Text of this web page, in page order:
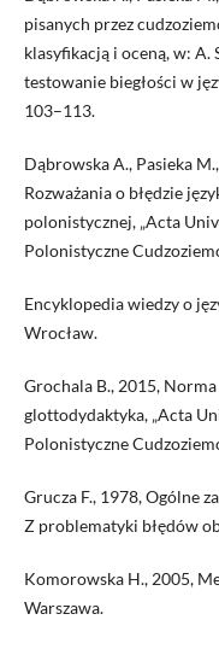
pisanych przez
klasyfikacją i oceną, w: A.
testowanie biegłości w
103–113.
Dąbrowska A., Pasieka
Rozważania o błędzie
polonistycznej, „Acta
Polonistyczne
Encyklopedia wiedzy o
Wrocław.
Grochala B., 2015,
glottodydaktyka, „Acta
Polonistyczne
Grucza F., 1978, Ogólne
Z problematyki błędów
Komorowska H., 2005,
Warszawa.